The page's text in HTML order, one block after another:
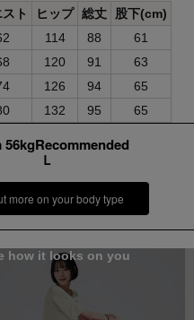
ト ヒップ 総丈
股下(cm)
114 88
61
120 91
63
126 94
65
132 95 65
56kgRecommended
Ｌ
more on your body type
how it looks on you